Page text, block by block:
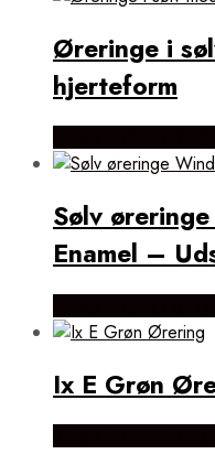
Øreringe i
hjerteform
Sølv
Enamel –
Ix E Grøn